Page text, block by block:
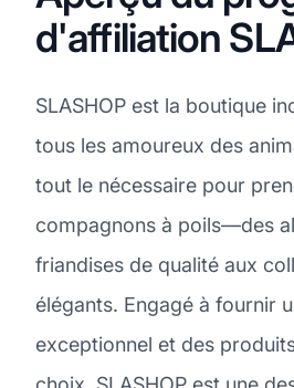
d'affiliation
SLASHOP est la boutique
tous les amoureux des
tout le nécessaire pour
compagnons à poils—des
friandises de qualité aux
élégants. Engagé à fournir
exceptionnel et des